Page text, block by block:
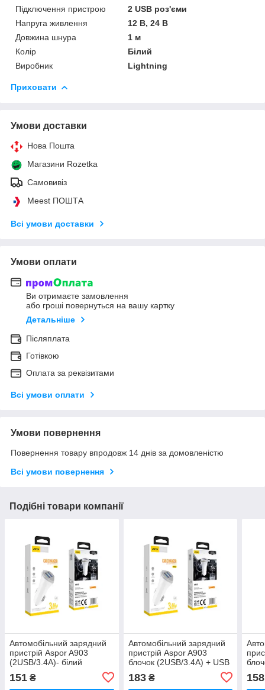
Підключення пристрою
2 USB роз'єми
Напруга живлення
12 В, 24 В
Довжина шнура
1 м
Колір
Білий
Виробник
Lightning
Приховати
Умови доставки
Нова Пошта
Магазини Rozetka
Самовивіз
Meest ПОШТА
Всі умови доставки
Умови оплати
Ви отримаєте замовлення
або гроші повернуться на вашу картку
Детальніше
Післяплата
Готівкою
Оплата за реквізитами
Всі умови оплати
Умови повернення
Повернення товару впродовж 14 днів за домовленістю
Всі умови повернення
Подібні товари компанії
Автомобільний зарядний
пристрій Aspor A903
(2USB/3.4A)- білий
151 ₴
Автомобільний зарядний
пристрій Aspor A903
блочок (2USB/3.4A) + USB
183₴ 158